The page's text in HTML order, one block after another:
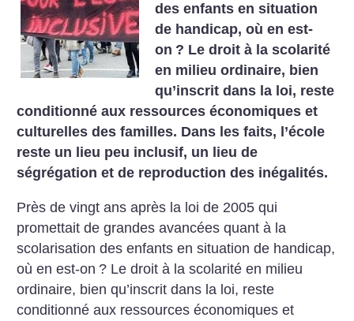
des enfants en situation
de handicap, où en est-
on ? Le droit à la scolarité
en milieu ordinaire, bien
qu’inscrit dans la loi, reste
conditionné aux ressources économiques et
culturelles des familles. Dans les faits, l’école
reste un lieu peu inclusif, un lieu de
ségrégation et de reproduction des inégalités.
Près de vingt ans après la loi de 2005 qui
promettait de grandes avancées quant à la
scolarisation des enfants en situation de handicap,
où en est-on ? Le droit à la scolarité en milieu
ordinaire, bien qu’inscrit dans la loi, reste
conditionné aux ressources économiques et